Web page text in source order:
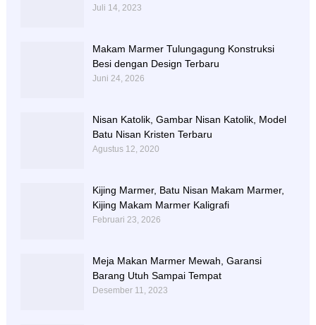
Juli 14, 2023
Makam Marmer Tulungagung Konstruksi
Besi dengan Design Terbaru
Juni 24, 2026
Nisan Katolik, Gambar Nisan Katolik, Model
Batu Nisan Kristen Terbaru
Agustus 12, 2020
Kijing Marmer, Batu Nisan Makam Marmer,
Kijing Makam Marmer Kaligrafi
Februari 23, 2026
Meja Makan Marmer Mewah, Garansi
Barang Utuh Sampai Tempat
Desember 11, 2023